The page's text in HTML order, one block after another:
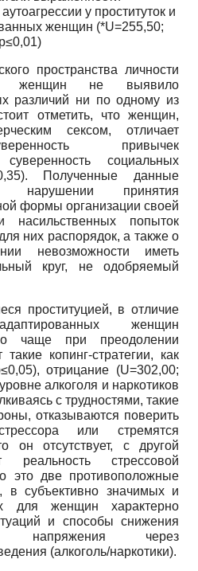
у проституток и
женщин (*U=255,50;
p≤0,01)
пространства личности
женщин не выявило
различий ни по одному из
отметить, что женщин,
сексом, отличает
привычек
социальных
Полученные данные
нарушении принятия
формы организации своей
попыток
них распорядок, а также о
невозможности иметь
круг, не одобряемый
проституцией, в отличие
женщин
чаще при преодолении
такие копинг-стратегии, как
отрицание (U=302,00;
алкоголя и наркотиков
с трудностями, такие
отказываются поверить
или стремятся
он отсутствует, с другой
реальность стрессовой
это две противоположные
в субъективно значимых и
для женщин характерно
и способы снижения
напряжения через
(алкоголь/наркотики).